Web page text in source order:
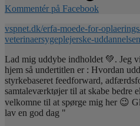
Kommentér på Facebook
vspnet.dk/erfa-moede-for-
veterinaersygeplejerske-
Lad mig uddybe indholdet 💚. Jeg
hjem så undertitlen er : Hvordan
styrkebaseret feedforward,
samtaleværktøjer til at skabe bedre
velkomne til at spørge mig her 😉
lav en god dag "